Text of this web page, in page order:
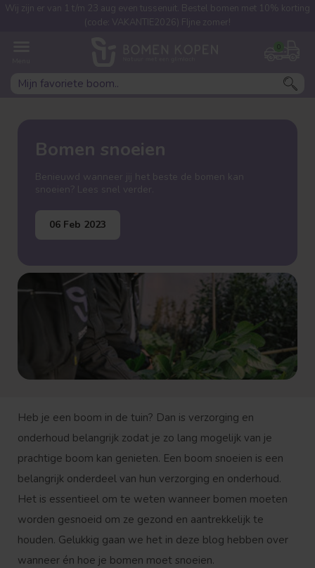
0
Wij zijn er van 1 t/m 23 aug even tussenuit. Bestel bomen met 10% korting
(code: VAKANTIE2026) FIjne zomer!
Bomen snoeien
Benieuwd wanneer jij het beste de bomen kan
snoeien? Lees snel verder.
06 Feb 2023
Heb je een boom in de tuin? Dan is verzorging en
onderhoud belangrijk zodat je zo lang mogelijk van je
prachtige boom kan genieten. Een boom snoeien is een
belangrijk onderdeel van hun verzorging en onderhoud.
Het is essentieel om te weten wanneer bomen moeten
worden gesnoeid om ze gezond en aantrekkelijk te
houden. Gelukkig gaan we het in deze blog hebben over
wanneer én hoe je bomen moet snoeien.